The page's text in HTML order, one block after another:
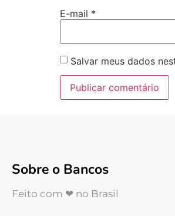
E-mail *
Salvar meus dados
Sobre o Bancos
Feito com ❤ no Brasil